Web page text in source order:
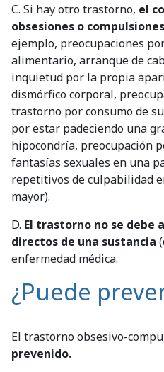
C. Si hay otro trastorno, el
obsesiones o
ejemplo, preocupaciones
alimentario, arranque de
inquietud por la propia
dismórfico corporal,
trastorno por consumo de
por estar padeciendo una
hipocondría, preocupación
fantasías sexuales en una
repetitivos de culpabilidad
mayor).
D. El trastorno no se debe
directos de una sustancia
enfermedad médica.
¿Puede
El trastorno obsesivo-
prevenido.